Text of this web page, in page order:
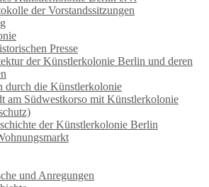
der Vorstandssitzungen
Presse
der Künstlerkolonie Berlin und deren
durch die Künstlerkolonie
am Südwestkorso mit Künstlerkolonie
der Künstlerkolonie Berlin
und Anregungen